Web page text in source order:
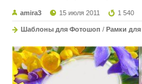
amira3 15 июля 2011 1 540
Шаблоны для Фотошоп / Рамки